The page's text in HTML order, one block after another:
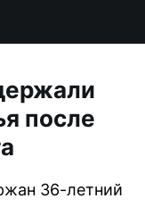
после
36-летний